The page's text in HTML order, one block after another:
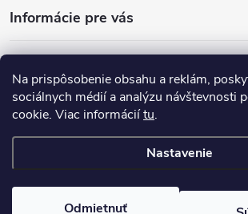
Na prispôsobenie obsahu a reklám,
sociálnych médií a analýzu návštevnosti
cookie. Viac informáciítu.
Nastavenie
Odmietnuť
Informácie pre vás
nastavenie cookies